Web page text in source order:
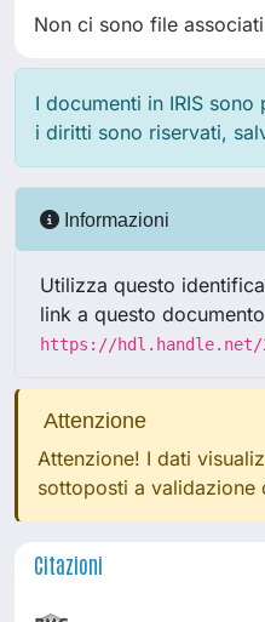
Non ci sono file
I documenti in IRIS
i diritti sono riservati,
Informazioni
Utilizza questo
link a questo
https://hdl.handle.net/
Attenzione
Attenzione! I dati
sottoposti a validazione
Citazioni